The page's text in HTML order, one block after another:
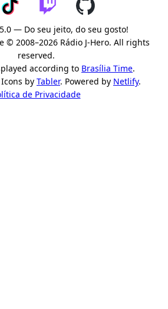
— Do seu jeito, do seu gosto!
© 2008–2026 Rádio J-Hero. All rights
reserved.
according to Brasília Time.
Icons by Tabler. Powered by Netlify.
de Privacidade